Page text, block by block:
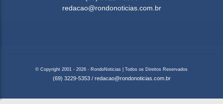
redacao@rondonoticias.com.br
© Copyright 2001 - 2026 - RondoNoticias | Todos os Direitos Reservados
(69) 3229-5353 / redacao@rondonoticias.com.br